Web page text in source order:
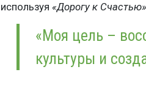
используя «Дорогу к Счастью»
«Моя цель –
культуры и